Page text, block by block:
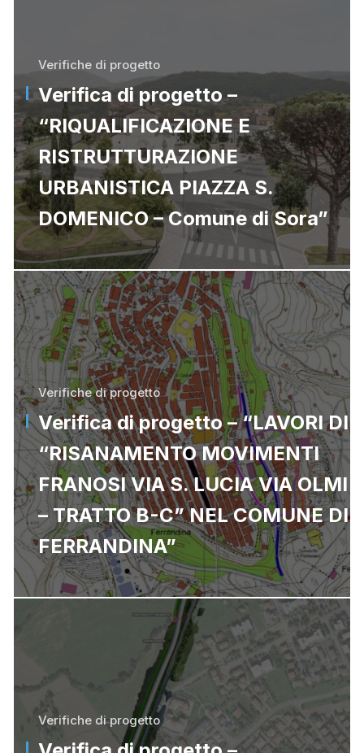
Verifiche di progetto
Verifica di progetto –
“RIQUALIFICAZIONE E
RISTRUTTURAZIONE
URBANISTICA PIAZZA S.
DOMENICO – Comune di Sora”
Verifiche di progetto
Verifica di progetto – “LAVORI DI
“RISANAMENTO MOVIMENTI
FRANOSI VIA S. LUCIA VIA OLMI
– TRATTO B-C” NEL COMUNE DI
FERRANDINA”
Verifiche di progetto